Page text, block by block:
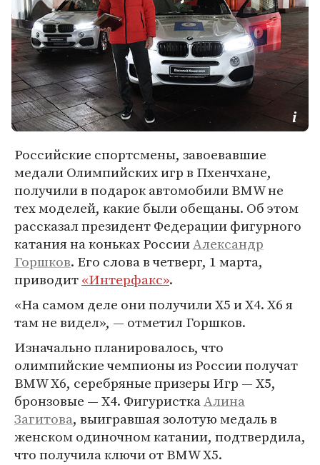
Российские спортсмены, завоевавшие
медали Олимпийских игр в Пхенчхане,
получили в подарок автомобили BMW не
тех моделей, какие были обещаны. Об этом
рассказал президент Федерации фигурного
катания на коньках РоссииАлександр
Горшков. Его слова в четверг, 1 марта,
приводит«Интерфакс».
«На самом деле они получили X5 и X4. X6 я
там не видел», — отметил Горшков.
Изначально планировалось, что
олимпийские чемпионы из России получат
BMW X6, серебряные призеры Игр — X5,
бронзовые — X4. ФигуристкаАлина
Загитова, выигравшая золотую медаль в
женском одиночном катании, подтвердила,
что получила ключи от BMW X5.